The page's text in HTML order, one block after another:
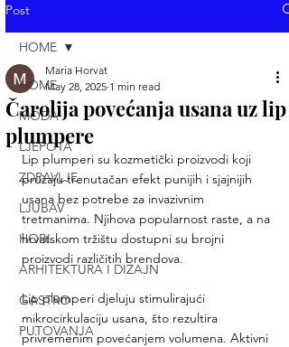
Post
HOME
MODA
LJEPOTA
ZDRAVLJE
LJUBAV
HOBI
ARHITEKTURA I DIZAJN
GASTRO
PUTOVANJA
HOME
Čarolija povećanja usana uz lip
plumpere
Maria Horvat
May 28, 2025 1 min read
Lip plumperi su kozmetički proizvodi koji
pružaju trenutačan efekt punijih i sjajnijih
usana bez potrebe za invazivnim
tretmanima. Njihova popularnost raste, a na
hrvatskom tržištu dostupni su brojni
proizvodi različitih brendova.
Lip plumperi djeluju stimulirajući
mikrocirkulaciju usana, što rezultira
privremenim povećanjem volumena. Aktivni